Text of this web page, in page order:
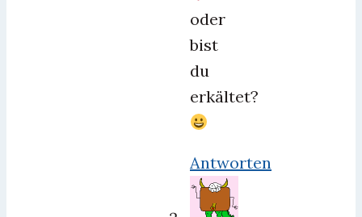
oder
bist
du
erkältet?
Antworten